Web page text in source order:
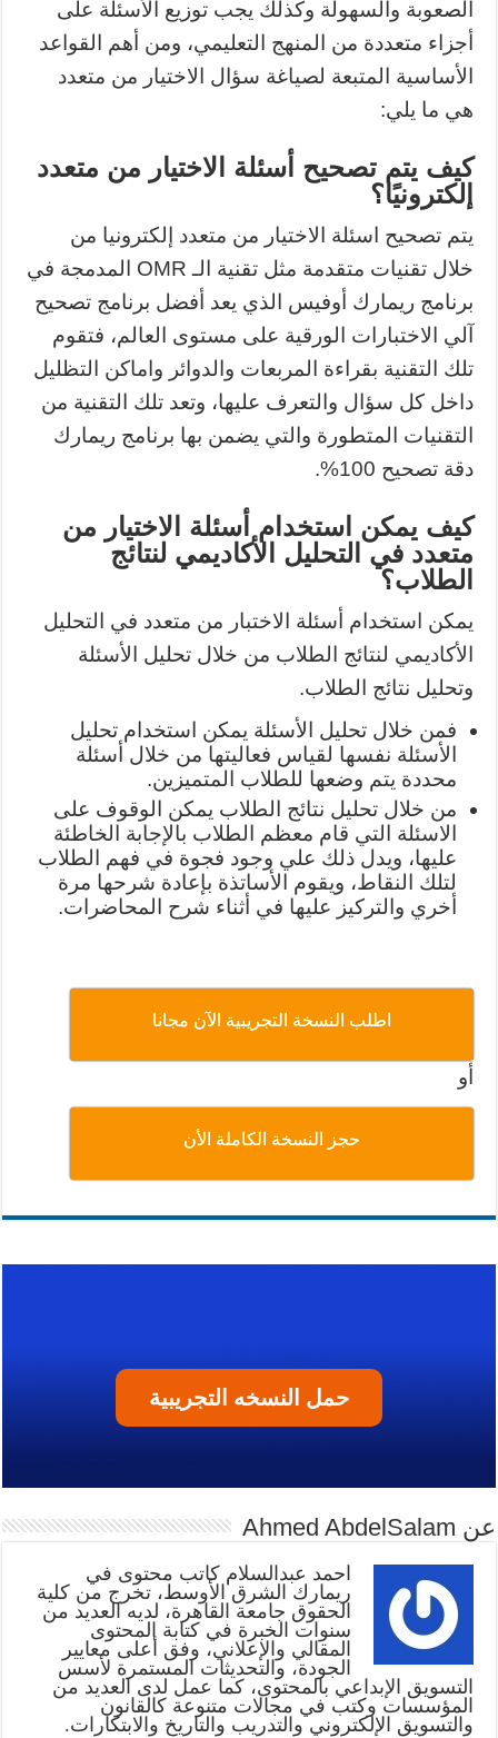
الصعوبة والسهولة وكذلك يجب توزيع الأسئلة على
أجزاء متعددة من المنهج التعليمي، ومن أهم القواعد
الأساسية المتبعة لصياغة سؤال الاختيار من متعدد
هي ما يلي:
كيف يتم تصحيح أسئلة الاختيار من متعدد
إلكترونيًا؟
يتم تصحيح اسئلة الاختيار من متعدد إلكترونيا من
خلال تقنيات متقدمة مثل تقنية الـ OMR المدمجة في
برنامج ريمارك أوفيس الذي يعد أفضل برنامج تصحيح
آلي الاختبارات الورقية على مستوى العالم، فتقوم
تلك التقنية بقراءة المربعات والدوائر واماكن التظليل
داخل كل سؤال والتعرف عليها، وتعد تلك التقنية من
التقنيات المتطورة والتي يضمن بها برنامج ريمارك
دقة تصحيح 100%.
كيف يمكن استخدام أسئلة الاختيار من
متعدد في التحليل الأكاديمي لنتائج
الطلاب؟
يمكن استخدام أسئلة الاختبار من متعدد في التحليل
الأكاديمي لنتائج الطلاب من خلال تحليل الأسئلة
وتحليل نتائج الطلاب.
فمن خلال تحليل الأسئلة يمكن استخدام تحليل
الأسئلة نفسها لقياس فعاليتها من خلال أسئلة
محددة يتم وضعها للطلاب المتميزين.
من خلال تحليل نتائج الطلاب يمكن الوقوف على
الاسئلة التي قام معظم الطلاب بالإجابة الخاطئة
عليها، ويدل ذلك علي وجود فجوة في فهم الطلاب
لتلك النقاط، ويقوم الأساتذة بإعادة شرحها مرة
أخري والتركيز عليها في أثناء شرح المحاضرات.
اطلب النسخة التجريبية الآن مجانا
أو
حجز النسخة الكاملة الأن
حمل النسخه التجريبية
عن Ahmed AbdelSalam
أحمد عبدالسلام كاتب محتوى في
ريمارك الشرق الأوسط، تخرج من كلية
الحقوق جامعة القاهرة، لديه العديد من
سنوات الخبرة في كتابة المحتوى
المقالي والإعلاني، وفق أعلى معايير
الجودة، والتحديثات المستمرة لأسس
التسويق الإبداعي بالمحتوى، كما عمل لدى العديد من
المؤسسات وكتب في مجالات متنوعة كالقانون
والتسويق الإلكتروني والتدريب والتاريخ والابتكارات.